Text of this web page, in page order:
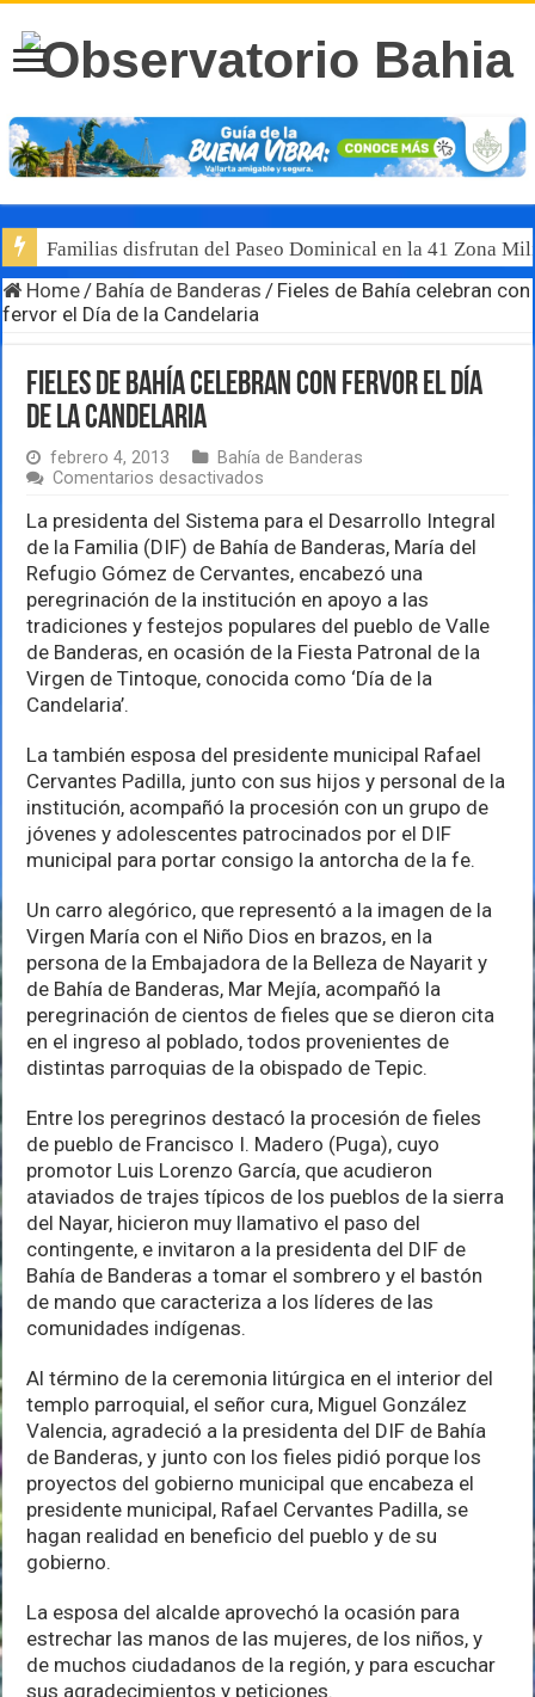
Familias disfrutan del Paseo Dominical en la 41 Zona
Home / Bahía de Banderas / Fieles de Bahía celebran con
fervor el Día de la Candelaria
Fieles de Bahía celebran con fervor el Día
de la Candelaria
febrero 4, 2013
Bahía de Banderas
Comentarios desactivados
de
Bahía
celebran
con
fervor
el
Día
de
la
La presidenta del Sistema para el Desarrollo Integral
de la Familia (DIF) de Bahía de Banderas, María del
Refugio Gómez de Cervantes, encabezó una
peregrinación de la institución en apoyo a las
tradiciones y festejos populares del pueblo de Valle
de Banderas, en ocasión de la Fiesta Patronal de la
Virgen de Tintoque, conocida como ‘Día de la
Candelaria’.
La también esposa del presidente municipal Rafael
Cervantes Padilla, junto con sus hijos y personal de la
institución, acompañó la procesión con un grupo de
jóvenes y adolescentes patrocinados por el DIF
municipal para portar consigo la antorcha de la fe.
Un carro alegórico, que representó a la imagen de la
Virgen María con el Niño Dios en brazos, en la
persona de la Embajadora de la Belleza de Nayarit y
de Bahía de Banderas, Mar Mejía, acompañó la
peregrinación de cientos de fieles que se dieron cita
en el ingreso al poblado, todos provenientes de
distintas parroquias de la obispado de Tepic.
Entre los peregrinos destacó la procesión de fieles
de pueblo de Francisco I. Madero (Puga), cuyo
promotor Luis Lorenzo García, que acudieron
ataviados de trajes típicos de los pueblos de la sierra
del Nayar, hicieron muy llamativo el paso del
contingente, e invitaron a la presidenta del DIF de
Bahía de Banderas a tomar el sombrero y el bastón
de mando que caracteriza a los líderes de las
comunidades indígenas.
Al término de la ceremonia litúrgica en el interior del
templo parroquial, el señor cura, Miguel González
Valencia, agradeció a la presidenta del DIF de Bahía
de Banderas, y junto con los fieles pidió porque los
proyectos del gobierno municipal que encabeza el
presidente municipal, Rafael Cervantes Padilla, se
hagan realidad en beneficio del pueblo y de su
gobierno.
La esposa del alcalde aprovechó la ocasión para
estrechar las manos de las mujeres, de los niños, y
de muchos ciudadanos de la región, y para escuchar
sus agradecimientos y peticiones.